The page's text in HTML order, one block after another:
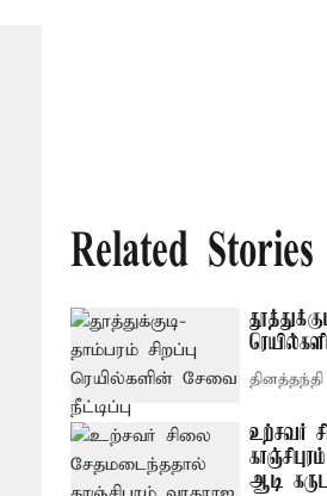
Related Stories
தினத்தந்தி
உற்சவர்
ஆடி